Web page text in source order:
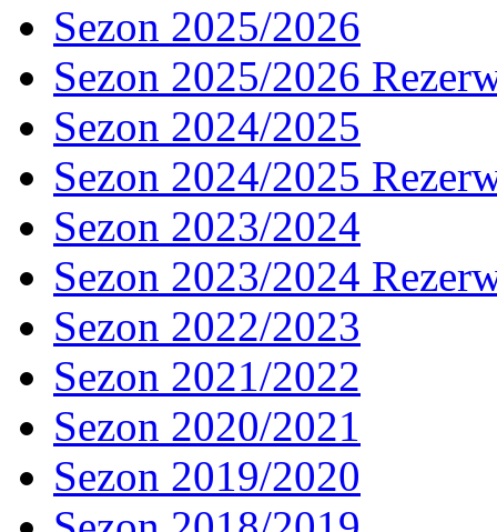
Sezon 2025/2026
Sezon 2025/2026
Sezon 2024/2025
Sezon 2024/2025
Sezon 2023/2024
Sezon 2023/2024
Sezon 2022/2023
Sezon 2021/2022
Sezon 2020/2021
Sezon 2019/2020